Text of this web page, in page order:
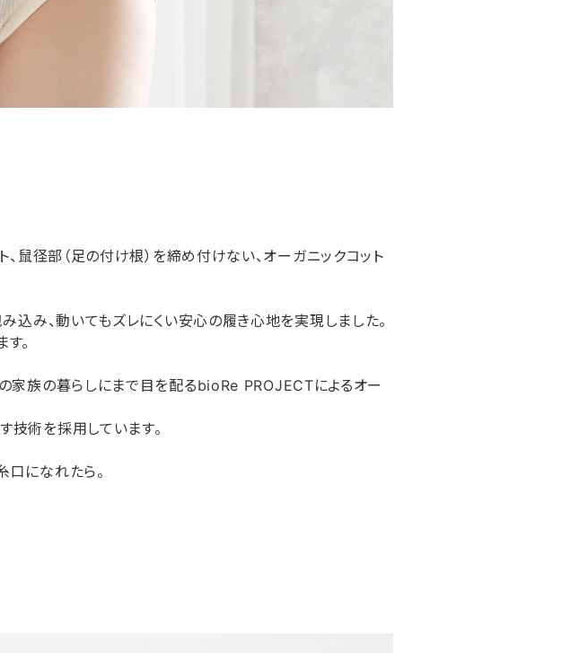
鼠径部（足の付け根）を締め付けない、オーガニックコット
込み、動いてもズレにくい安心の履き心地を実現しました。
。
家族の暮らしにまで目を配るbioRe PROJECTによるオー
技術を採用しています。
口になれたら。